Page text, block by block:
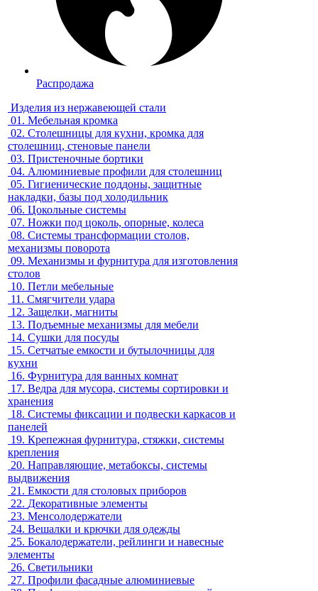
Распродажа
Изделия из нержавеющей стали
01. Мебельная кромка
02. Столешницы для кухни, кромка для
столешниц, стеновые панели
03. Пристеночные бортики
04. Алюминиевые профили для столешниц
05. Гигиенические поддоны, защитные
накладки, базы под холодильник
06. Цокольные системы
07. Ножки под цоколь, опорные, колеса
08. Системы трансформации столов,
механизмы поворота
09. Механизмы и фурнитура для изготовления
столов
10. Петли мебельные
11. Смягчители удара
12. Защелки, магниты
13. Подъемные механизмы для мебели
14. Сушки для посуды
15. Сетчатые емкости и бутылочницы для
кухни
16. Фурнитура для ванных комнат
17. Ведра для мусора, системы сортировки и
хранения
18. Системы фиксации и подвески каркасов и
панелей
19. Крепежная фурнитура, стяжки, системы
крепления
20. Направляющие, метабоксы, системы
выдвижения
21. Емкости для столовых приборов
22. Декоративные элементы
23. Менсолодержатели
24. Вешалки и крючки для одежды
25. Бокалодержатели, рейлинги и навесные
элементы
26. Светильники
27. Профили фасадные алюминиевые